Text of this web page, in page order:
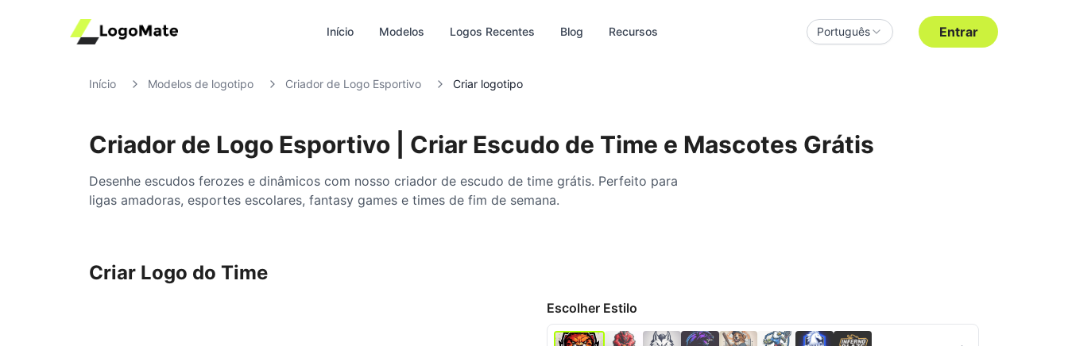
Início Modelos Logos Recentes Blog Recursos Português Entrar
Início Modelos de logotipo Criador de Logo Esportivo Criar logotipo
Criador de Logo Esportivo | Criar Escudo de Time e Mascotes Grátis
Desenhe escudos ferozes e dinâmicos com nosso criador de escudo de time grátis. Perfeito para
ligas amadoras, esportes escolares, fantasy games e times de fim de semana.
Criar Logo do Time
Escolher Estilo